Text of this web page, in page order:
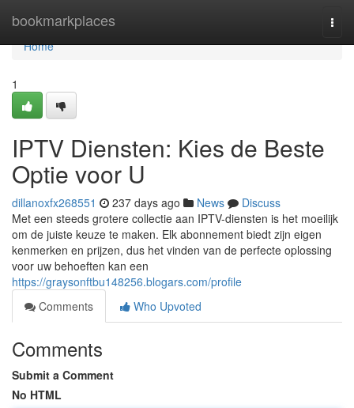
bookmarkplaces
Home
Home
1
IPTV Diensten: Kies de Beste
Optie voor U
dillanoxfx268551 237 days ago News
Discuss
Met een steeds grotere collectie aan IPTV-diensten is het moeilijk
om de juiste keuze te maken. Elk abonnement biedt zijn eigen
kenmerken en prijzen, dus het vinden van de perfecte oplossing
voor uw behoeften kan een
https://graysonftbu148256.blogars.com/profile
Comments
Who Upvoted
Comments
Submit a Comment
No HTML